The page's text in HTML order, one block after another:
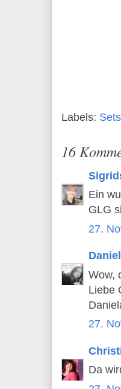
Labels: Sets
16
Ein
GLG
27.
Wow,
Liebe
27.
Da